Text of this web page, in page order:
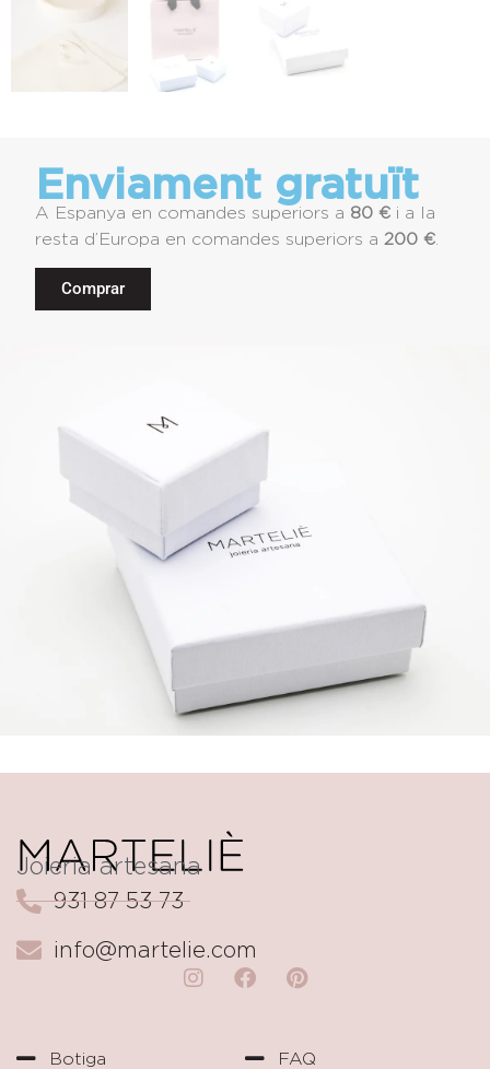
Enviament gratuït
A Espanya en comandes superiors a 80 € i a la
resta d’Europa en comandes superiors a 200 €
Comprar
Joieria artesana
931 87 53 73
info@martelie.com
Botiga FAQ